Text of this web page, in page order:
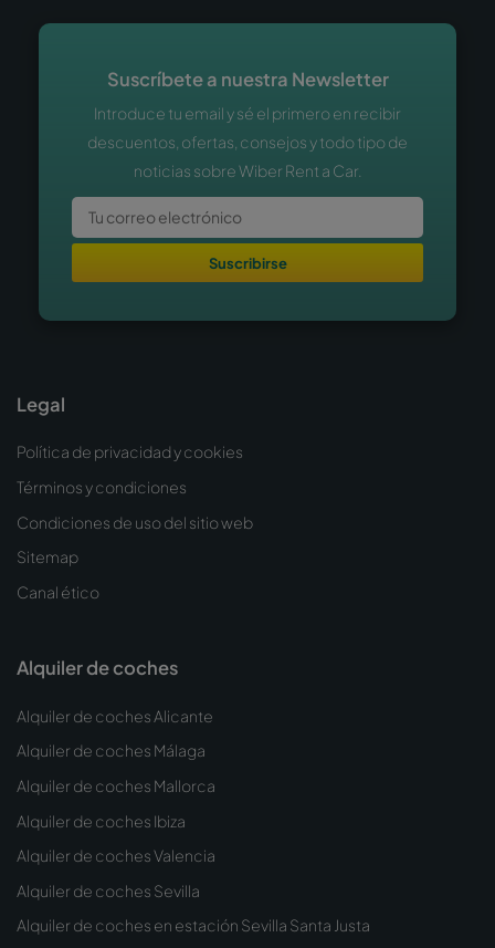
Suscríbete a nuestra Newsletter
Introduce tu email y sé el primero en recibir
descuentos, ofertas, consejos y todo tipo de
noticias sobre Wiber Rent a Car.
Suscribirse
Legal
Política de privacidad y cookies
Términos y condiciones
Condiciones de uso del sitio web
Sitemap
Canal ético
Alquiler de coches
Alquiler de coches Alicante
Alquiler de coches Málaga
Alquiler de coches Mallorca
Alquiler de coches Ibiza
Alquiler de coches Valencia
Alquiler de coches Sevilla
Alquiler de coches en estación Sevilla Santa Justa